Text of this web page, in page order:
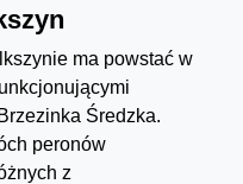
ma powstać w
Średzka.
peronów
z